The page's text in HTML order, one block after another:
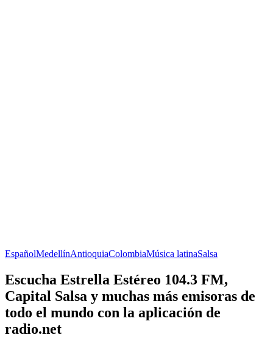
EspañolMedellínAntioquiaColombiaMúsica latinaSalsa
Escucha Estrella Estéreo 104.3 FM,
Capital Salsa y muchas más emisoras de
todo el mundo con la aplicación de
radio.net